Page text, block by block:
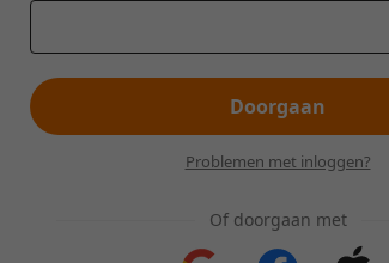
Doorgaan
Problemen met inloggen?
Of doorgaan met